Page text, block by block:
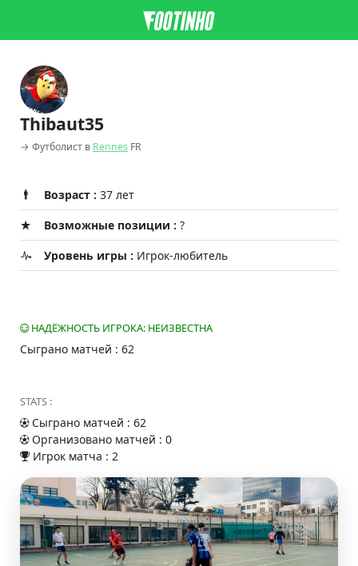
Thibaut35
→ Футболист в Rennes FR
Возраст : 37 лет
Возможные позиции : ?
Уровень игры : Игрок-любитель
НАДЁЖНОСТЬ ИГРОКА: НЕИЗВЕСТНА
Сыграно матчей : 62
STATS :
Сыграно матчей : 62
Организовано матчей : 0
Игрок матча : 2